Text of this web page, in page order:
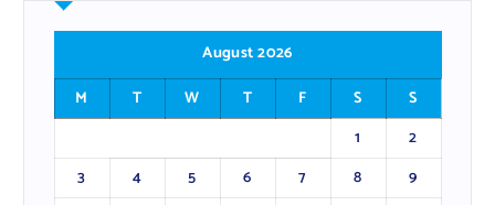
August 2026
M
T W T F S
S
1
2
3
4 5 6 7 8
9